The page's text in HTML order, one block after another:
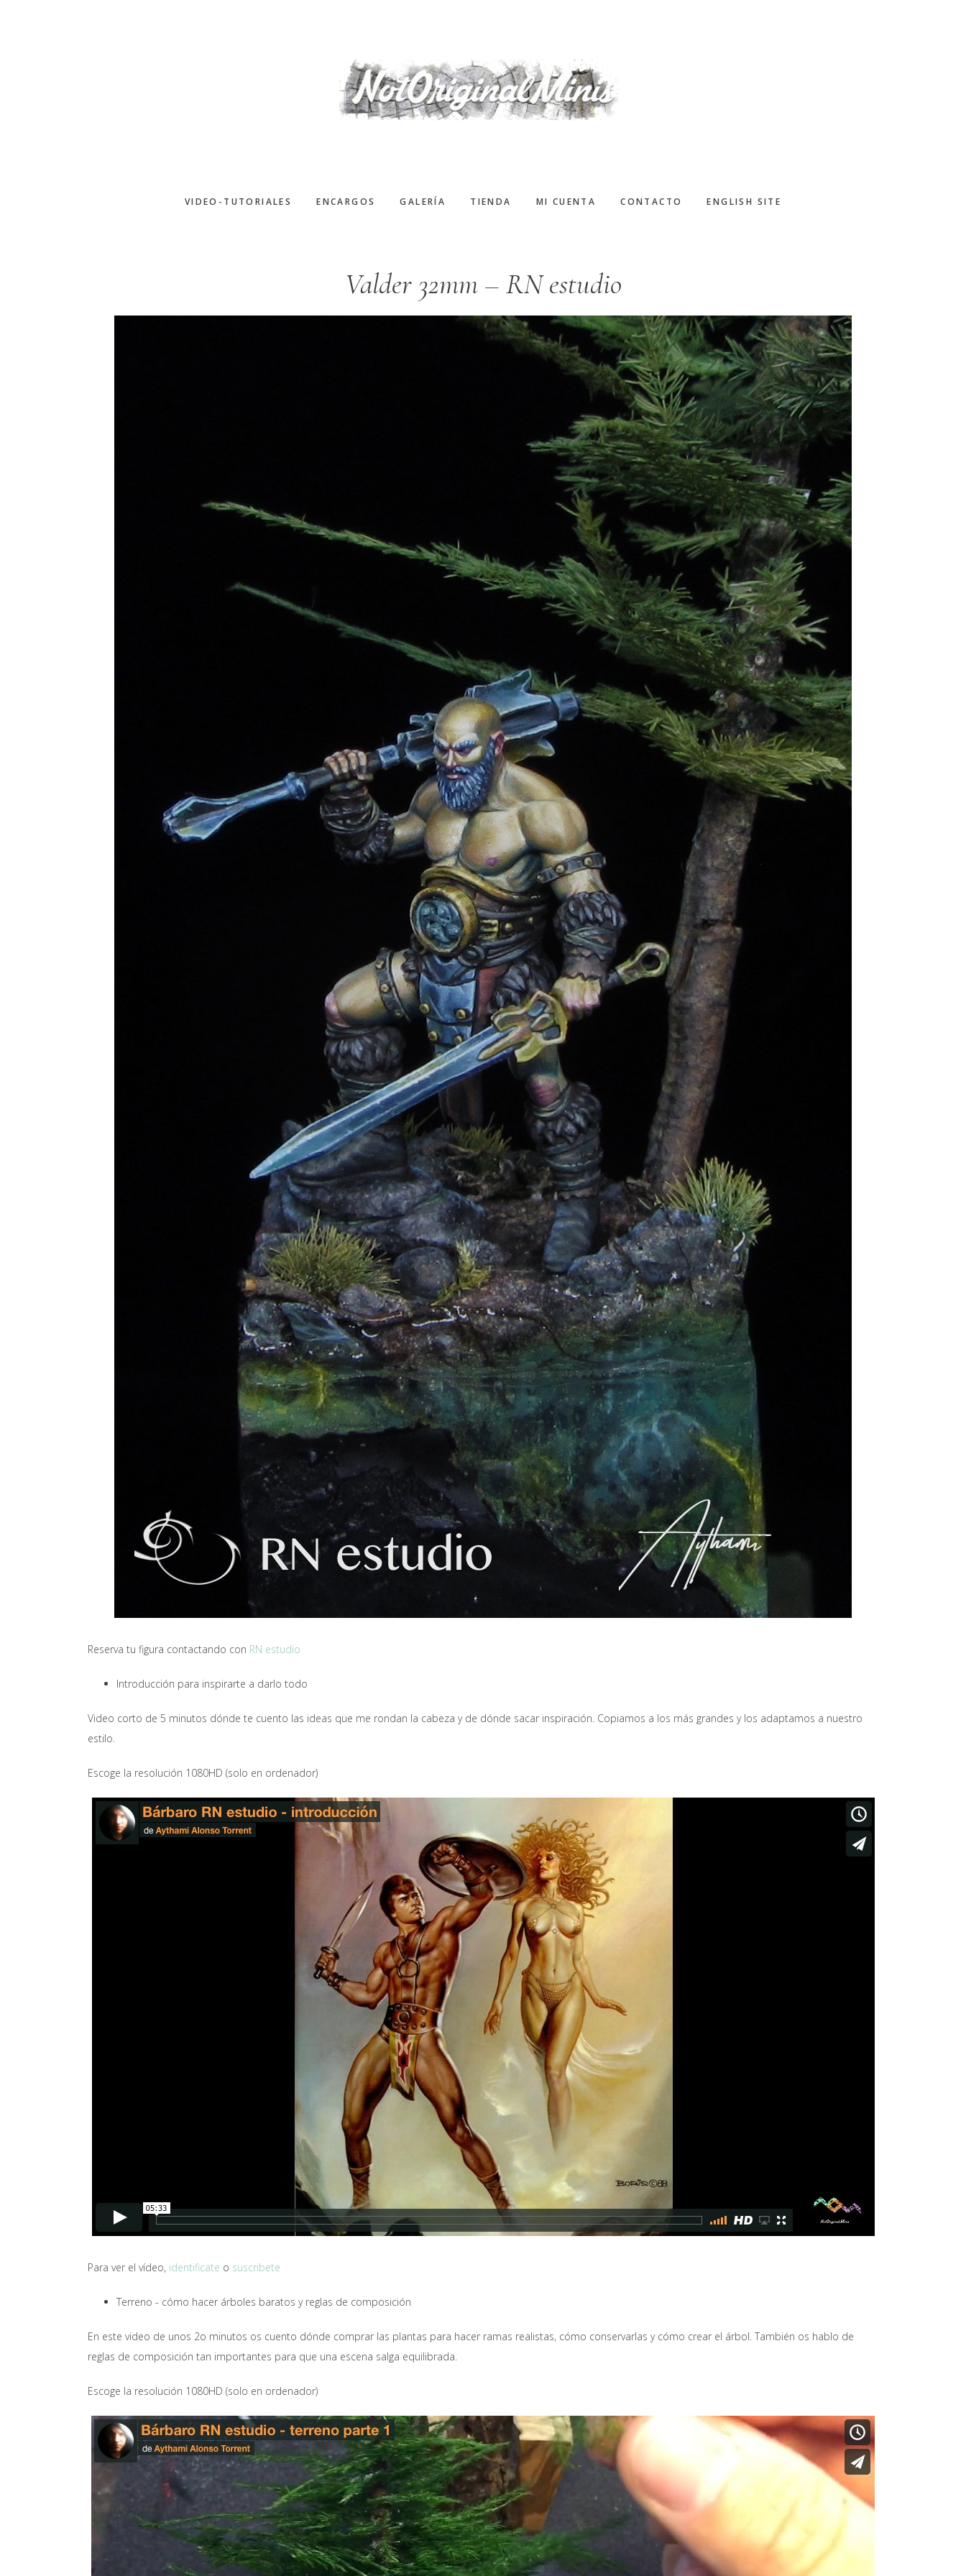
VIDEO-TUTORIALES ENCARGOS GALERÍA TIENDA MI CUENTA CONTACTO ENGLISH SITE
Valder 32mm – RN estudio
Reserva tu figura contactando con RN estudio
Introducción para inspirarte a darlo todo
Video corto de 5 minutos dónde te cuento las ideas que me rondan la cabeza y de dónde sacar inspiración. Copiamos a los más grandes y los adaptamos a nuestro
estilo.
Escoge la resolución 1080HD (solo en ordenador)
Para ver el vídeo, identificate o suscribete
Terreno - cómo hacer árboles baratos y reglas de composición
En este video de unos 2o minutos os cuento dónde comprar las plantas para hacer ramas realistas, cómo conservarlas y cómo crear el árbol. También os hablo de
reglas de composición tan importantes para que una escena salga equilibrada.
Escoge la resolución 1080HD (solo en ordenador)